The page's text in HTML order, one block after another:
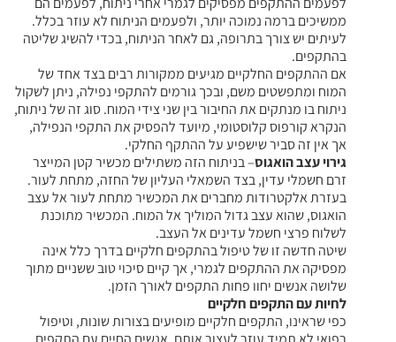
ממשיכים ברמה נמוכה יותר, ולפעמים הניתוח לא עוזר בכלל.
לעיתים יש צורך בתרופה, גם לאחר הניתוח, בכדי להשיג שליטה
בהתקפים.
אם ההתקפים החלקיים מגיעים ממקורות רבים בצד אחד של
המוח ומתפשטים משם, ובכך גורמים להתקפי נפילה, ניתן לשקול
ניתוח בו מנתקים את החיבור בין שני צידי המוח. סוג זה של ניתוח,
הנקרא קורפוס קלוסטומי, מיועד להפסיק את התקפי הנפילה,
אך אין זה סביר שישפיע על ההתקף החלקי.
גירוי עצב הואגוס– בניתוח הזה משתילים מכשיר קטן המייצר
זרם חשמלי עדין, בצד השמאלי העליון של החזה, מתחת לעור.
בעזרת אלקטרודות מחברים את המכשיר מתחת לעור אל עצב
הואגוס, שהוא עצב גדול המוליך אל המוח. המכשיר מתוכנת
לשלוח פרצי חשמל עדינים אל העצב.
שיטה חדשה זו של טיפול בהתקפים חלקיים בדרך כלל אינה
מפסיקה את ההתקפים לגמרי, אך קיים סיכוי טוב ששניים מתוך
שלושה אנשים יחוו פחות התקפים לאורך הזמן.
לחיות עם התקפים חלקיים
כפי שראינו, התקפים חלקיים מופיעים בצורות שונות, וטיפול